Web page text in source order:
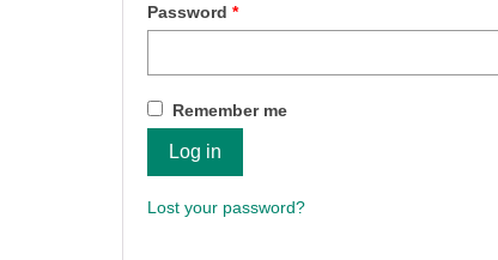
Password *Required
Remember me
Log in
Lost your password?